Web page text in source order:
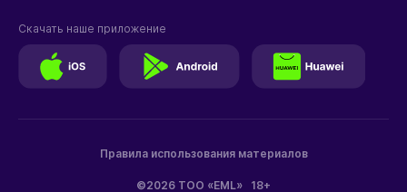
©2026 ТОО «EML» 18+
Правила использования материалов
Скачать наше приложение